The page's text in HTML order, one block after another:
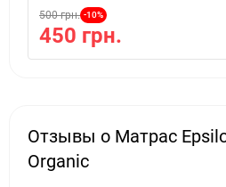
500 грн. -10%
450 грн.
Отзывы о Матрас
Organic